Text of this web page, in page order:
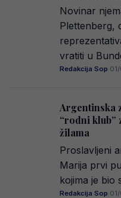
Novinar
Plettenberg,
vratiti u
Redakcija Sop·
Argentinska
“rodni klub”
žilama
Proslavljeni
Marija prvi
kojima je bio
Redakcija Sop·